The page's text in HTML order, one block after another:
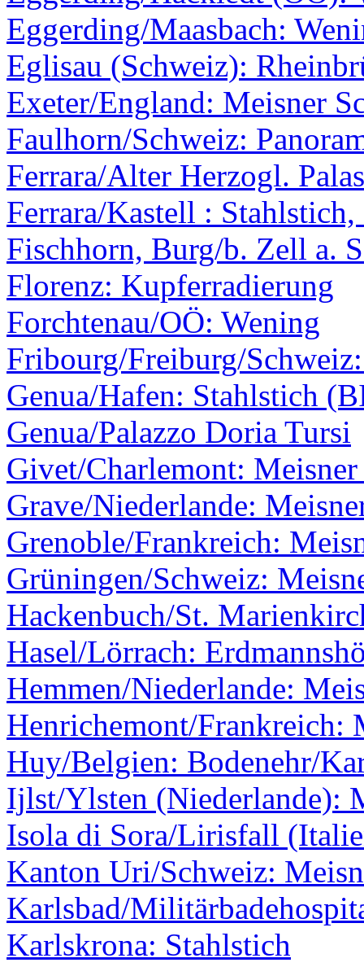
Eggerding/Maasbach:
Eglisau (Schweiz):
Exeter/England: Meisner
Faulhorn/Schweiz:
Ferrara/Alter Herzogl.
Ferrara/Kastell :
Fischhorn, Burg/b. Zell a.
Florenz: Kupferradierung
Forchtenau/OÖ: Wening
Fribourg/Freiburg/
Genua/Hafen: Stahlstich
Genua/Palazzo Doria Tursi
Givet/Charlemont:
Grave/Niederlande:
Grenoble/Frankreich:
Grüningen/Schweiz:
Hackenbuch/St.
Hasel/Lörrach:
Hemmen/Niederlande:
Henrichemont/Frankreich:
Huy/Belgien: Bodenehr/
Ijlst/Ylsten (Niederlande):
Isola di Sora/Lirisfall
Kanton Uri/Schweiz:
Karlsbad/
Karlskrona: Stahlstich